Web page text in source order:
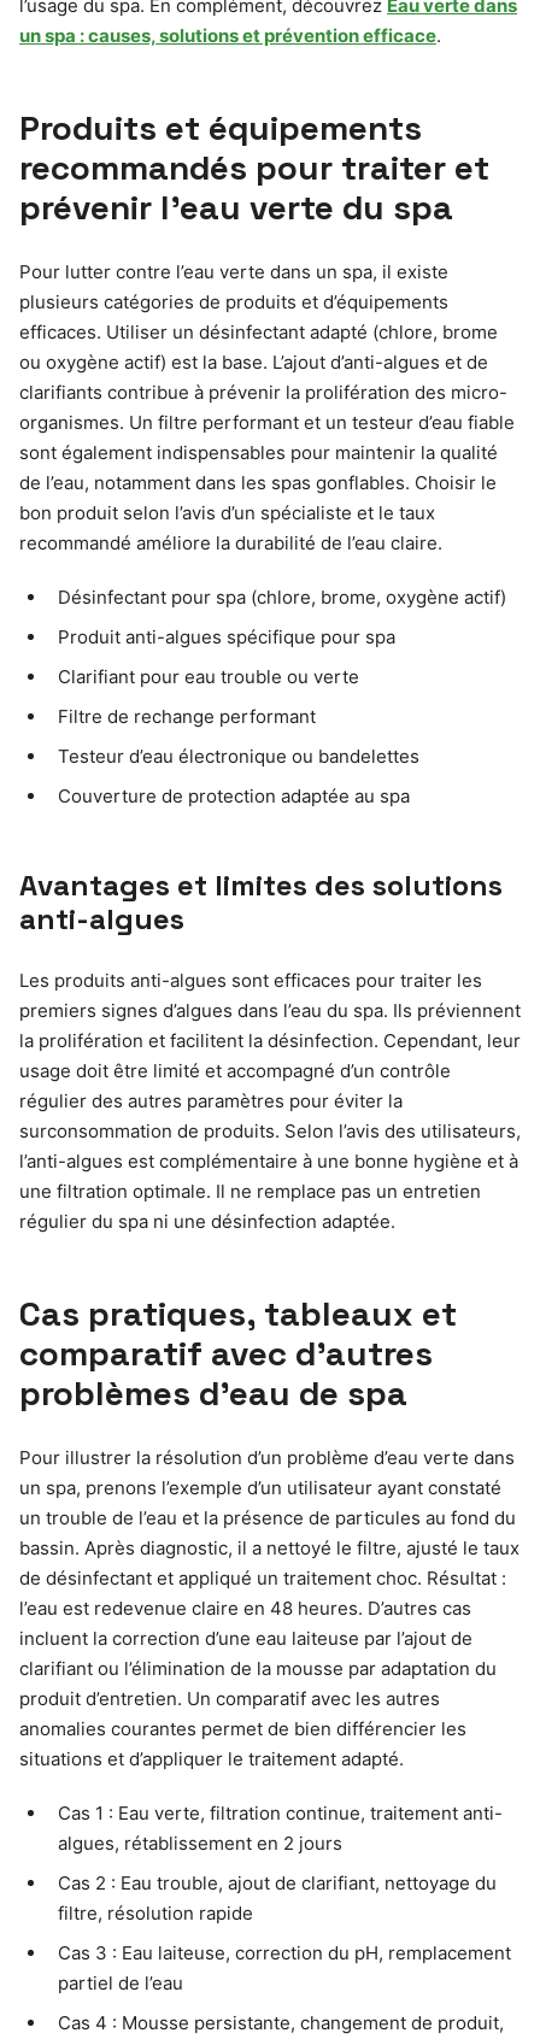
l’usage du spa. En complément, découvrez Eau verte dans
un spa : causes, solutions et prévention efficace.
Produits et équipements
recommandés pour traiter et
prévenir l’eau verte du spa
Pour lutter contre l’eau verte dans un spa, il existe
plusieurs catégories de produits et d’équipements
efficaces. Utiliser un désinfectant adapté (chlore, brome
ou oxygène actif) est la base. L’ajout d’anti-algues et de
clarifiants contribue à prévenir la prolifération des micro-
organismes. Un filtre performant et un testeur d’eau fiable
sont également indispensables pour maintenir la qualité
de l’eau, notamment dans les spas gonflables. Choisir le
bon produit selon l’avis d’un spécialiste et le taux
recommandé améliore la durabilité de l’eau claire.
Désinfectant pour spa (chlore, brome, oxygène actif)
Produit anti-algues spécifique pour spa
Clarifiant pour eau trouble ou verte
Filtre de rechange performant
Testeur d’eau électronique ou bandelettes
Couverture de protection adaptée au spa
Avantages et limites des solutions
anti-algues
Les produits anti-algues sont efficaces pour traiter les
premiers signes d’algues dans l’eau du spa. Ils préviennent
la prolifération et facilitent la désinfection. Cependant, leur
usage doit être limité et accompagné d’un contrôle
régulier des autres paramètres pour éviter la
surconsommation de produits. Selon l’avis des utilisateurs,
l’anti-algues est complémentaire à une bonne hygiène et à
une filtration optimale. Il ne remplace pas un entretien
régulier du spa ni une désinfection adaptée.
Cas pratiques, tableaux et
comparatif avec d’autres
problèmes d’eau de spa
Pour illustrer la résolution d’un problème d’eau verte dans
un spa, prenons l’exemple d’un utilisateur ayant constaté
un trouble de l’eau et la présence de particules au fond du
bassin. Après diagnostic, il a nettoyé le filtre, ajusté le taux
de désinfectant et appliqué un traitement choc. Résultat :
l’eau est redevenue claire en 48 heures. D’autres cas
incluent la correction d’une eau laiteuse par l’ajout de
clarifiant ou l’élimination de la mousse par adaptation du
produit d’entretien. Un comparatif avec les autres
anomalies courantes permet de bien différencier les
situations et d’appliquer le traitement adapté.
Cas 1 : Eau verte, filtration continue, traitement anti-
algues, rétablissement en 2 jours
Cas 2 : Eau trouble, ajout de clarifiant, nettoyage du
filtre, résolution rapide
Cas 3 : Eau laiteuse, correction du pH, remplacement
partiel de l’eau
Cas 4 : Mousse persistante, changement de produit,